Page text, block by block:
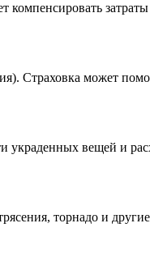
затраты
Страховка может
украденных вещей и
торнадо и